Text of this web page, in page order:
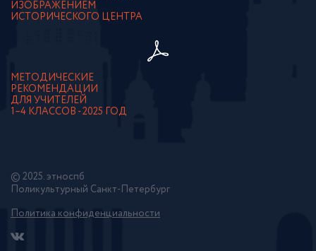
ИЗОБРАЖЕНИЕМ
ИСТОРИЧЕСКОГО ЦЕНТРА
МЕТОДИЧЕСКИЕ
РЕКОМЕНДАЦИИ
ДЛЯ УЧИТЕЛЕЙ
1–4 КЛАССОВ - 2025 ГОД
© 2025. этноспб
Поликультурный Санкт-Петербург
Политика конфиденциальности